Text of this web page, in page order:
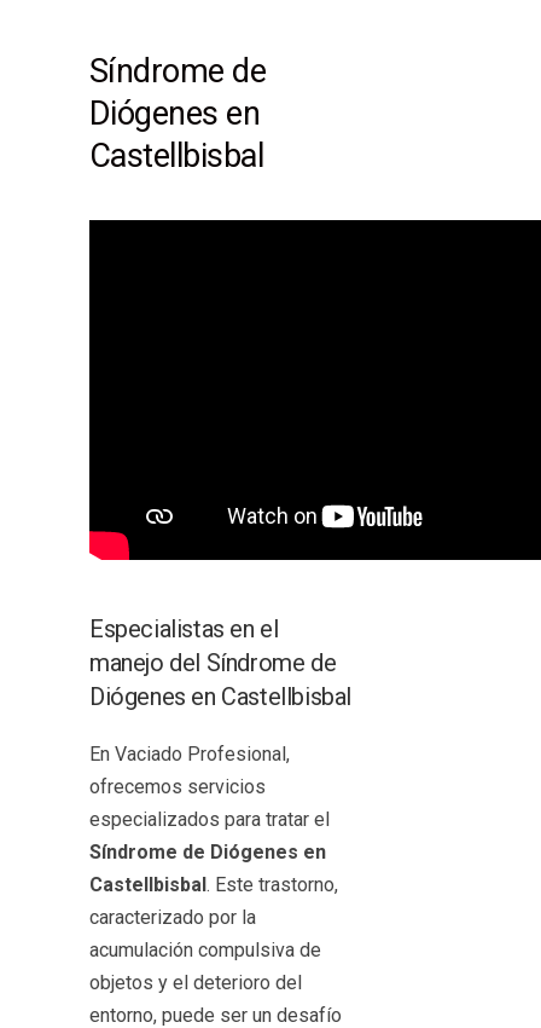
Síndrome de
Diógenes en
Castellbisbal
Especialistas en el
manejo del Síndrome de
Diógenes en Castellbisbal
En Vaciado Profesional,
ofrecemos servicios
especializados para tratar el
Síndrome de Diógenes en
Castellbisbal. Este trastorno,
caracterizado por la
acumulación compulsiva de
objetos y el deterioro del
entorno, puede ser un desafío